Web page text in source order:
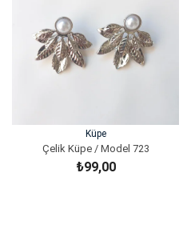
Küpe
Çelik Küpe / Model 723
₺99,00